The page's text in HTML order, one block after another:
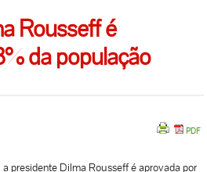
Rousseff é
da população
presidente Dilma Rousseff é aprovada por